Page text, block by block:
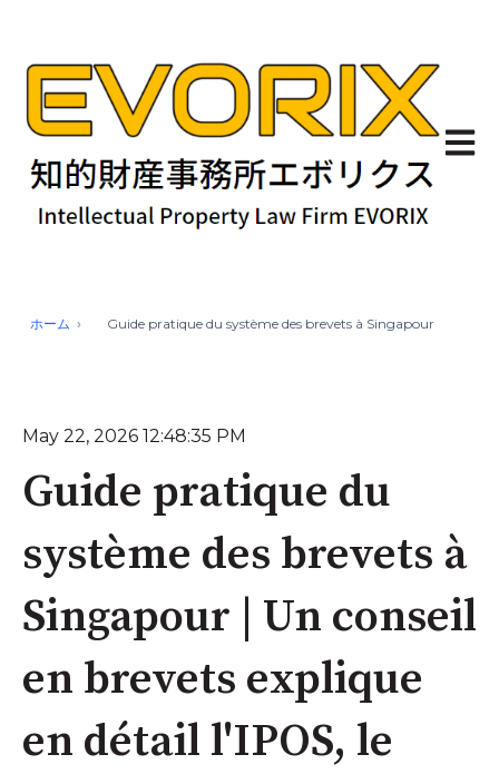
ホーム Guide pratique du système des brevets à Singapour
May 22, 2026 12:48:35 PM
Guide pratique du
système des brevets à
Singapour | Un conseil
en brevets explique
en détail l'IPOS, le